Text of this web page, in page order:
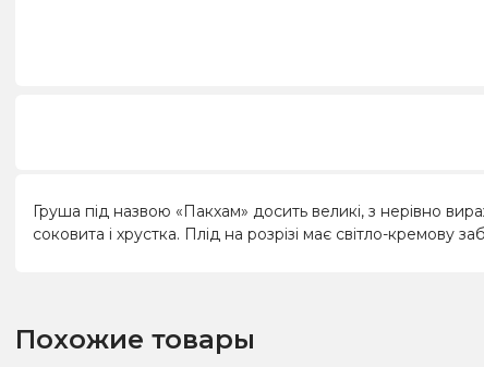
Груша під назвою «Пакхам» досить великі, з нерівно
соковита і хрустка. Плід на розрізі має світло-кремову
Похожие товары